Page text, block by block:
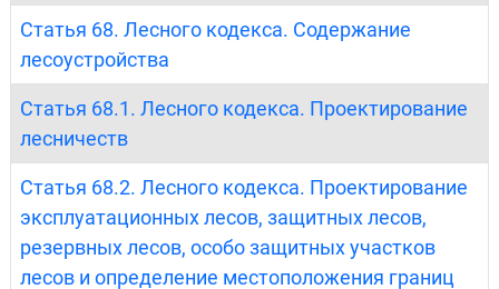
Статья 68. Лесного кодекса. Содержание
лесоустройства
Статья 68.1. Лесного кодекса. Проектирование
лесничеств
Статья 68.2. Лесного кодекса. Проектирование
эксплуатационных лесов, защитных лесов,
резервных лесов, особо защитных участков
лесов и определение местоположения границ